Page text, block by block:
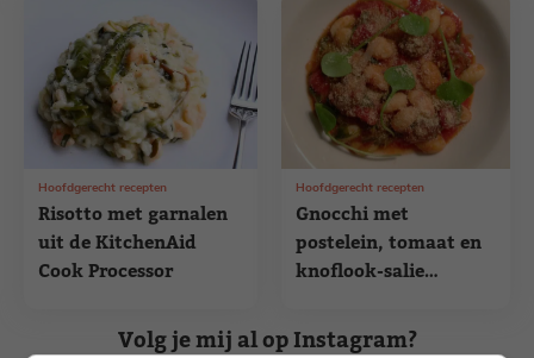
Risotto met garnalen
uit de KitchenAid
Cook Processor
Hoofdgerecht recepten
Gnocchi met
postelein, tomaat en
knoflook-salie
Hoofdgerecht recepten
Volg je mij al op Instagram?